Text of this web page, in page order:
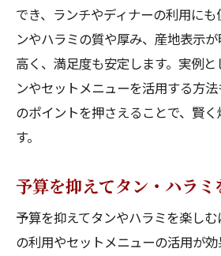
でき、ランチやディナーの利用に
ンやハラミの質や厚み、産地表示
高く、満足度も安定します。実例
ンやセットメニューを活用する方
のポイントを押さえることで、賢
す。
予算を抑えてタン・ハラ
予算を抑えてタンやハラミを楽し
の利用やセットメニューの活用が効